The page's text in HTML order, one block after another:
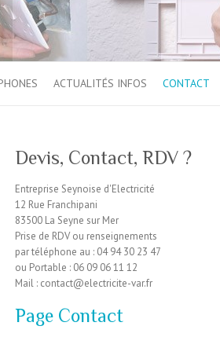
ACTUALITÉS INFOS CONTACT
Devis, Contact, RDV ?
Entreprise Seynoise d'Electricité
12 Rue Franchipani
83500 La Seyne sur Mer
Prise de RDV ou renseignements
par téléphone au : 04 94 30 23 47
ou Portable : 06 09 06 11 12
Mail : contact@electricite-var.fr
Page Contact